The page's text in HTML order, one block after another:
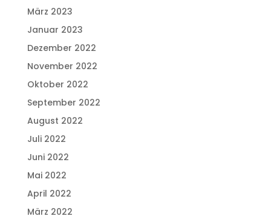
März 2023
Januar 2023
Dezember 2022
November 2022
Oktober 2022
September 2022
August 2022
Juli 2022
Juni 2022
Mai 2022
April 2022
März 2022